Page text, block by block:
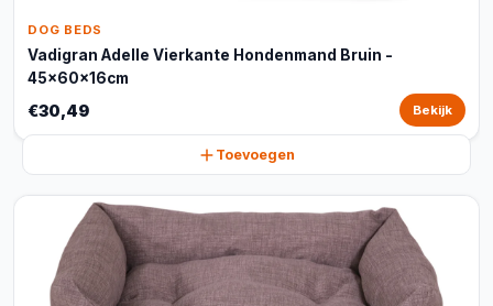
DOG BEDS
Vadigran Adelle Vierkante Hondenmand Bruin -
45x60x16cm
€30,49 Bekijk
Toevoegen